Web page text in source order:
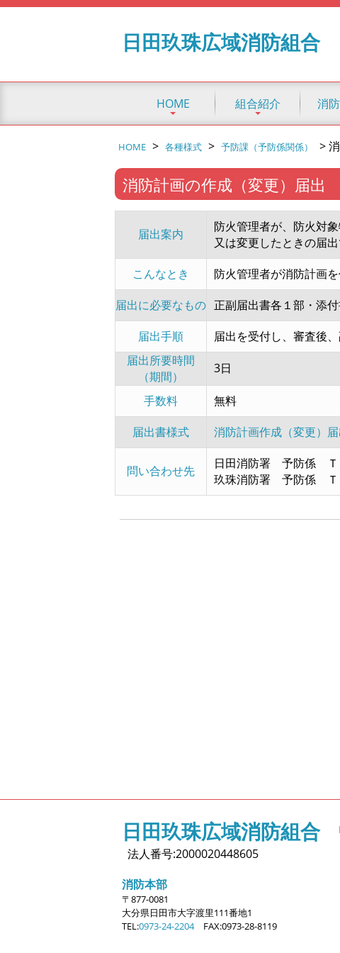
日田玖珠広域消防組合
HOME 組合紹介 消
HOME > 各種様式 > 予防課（予防係関係） >
消防計画の作成（変更）届出
届出案内
防火管理者が、防火対
又は変更したときの届出
こんなとき
防火管理者が消防計画
届出に必要なもの 正副届出書各１部・添付
届出手順
届出を受付し、審査後、
届出所要時間
（期間）
3日
手数料
無料
届出書様式
消防計画作成（変更）
問い合わせ先
日田消防署 予防係 Ｔ
玖珠消防署 予防係 Ｔ
日田玖珠広域消防組合
法人番号:2000020448605
消防本部
〒877-0081
大分県日田市大字渡里111番地1
TEL:0973-24-2204 FAX:0973-28-8119